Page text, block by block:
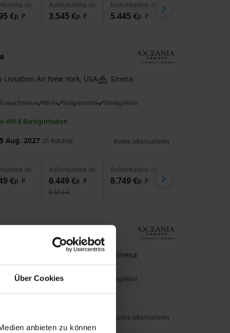
Über Cookies
anbieten zu können
ab
€p. P.
Außenkabine ab
3.545 €p. P.
Balkonkabine ab
5.445 €p. P.
Lissabon An New York, USA Sirena
Wi-Fi Vollpension Trinkgelder
499 € Bordguthaben
Aug. 2027 25 Nächte Keine alternativen
ab
€p. P.
Außenkabine ab
6.449 €p. P.
6.514 €
Balkonkabine ab
8.749 €p. P.
Barcelona An New York, USA Sirena
Erwachsene Wi-Fi Vollpension Trinkgelder
Keine alternativen